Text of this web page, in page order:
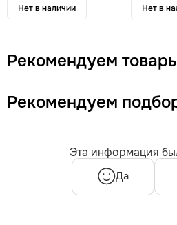
Нет в наличии Нет в
Рекомендуем
Рекомендуем
Эта информация
Да